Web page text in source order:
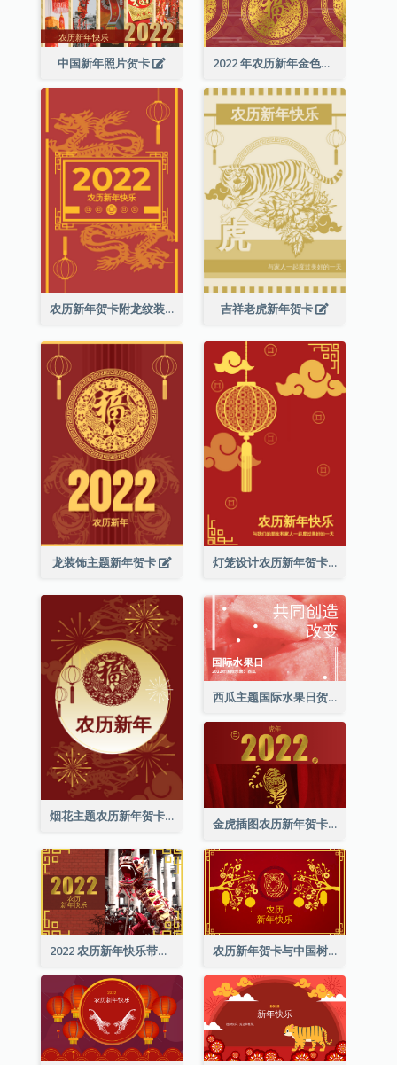
中国新年照片贺卡 2022 年农历新年金色贺卡
农历新年贺卡附龙纹装饰 吉祥老虎新年贺卡
龙装饰主题新年贺卡 灯笼设计农历新年贺卡
烟花主题农历新年贺卡
西瓜主题国际水果日贺卡
金虎插图农历新年贺卡
2022 农历新年快乐带照片贺卡 农历新年贺卡与中国树插图